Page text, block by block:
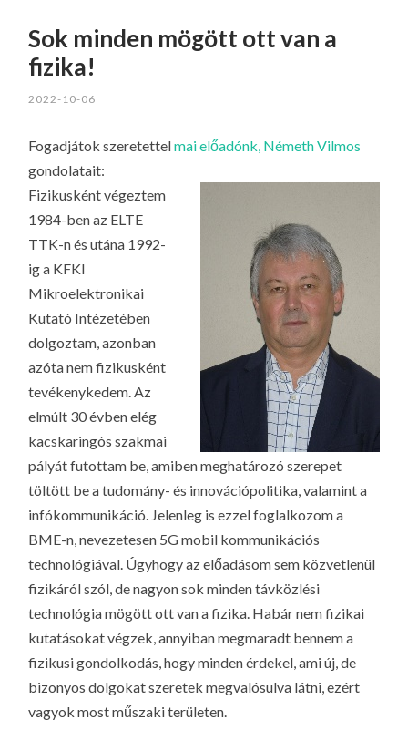
Sok minden mögött ott van a
fizika!
2022-10-06
Fogadjátok szeretettelmai előadónk, Németh Vilmos
gondolatait:
Fizikusként végeztem
1984-ben az ELTE
TTK-n és utána 1992-
ig a KFKI
Mikroelektronikai
Kutató Intézetében
dolgoztam, azonban
azóta nem fizikusként
tevékenykedem. Az
elmúlt 30 évben elég
kacskaringós szakmai
pályát futottam be, amiben meghatározó szerepet
töltött be a tudomány- és innovációpolitika, valamint a
infókommunikáció. Jelenleg is ezzel foglalkozom a
BME-n, nevezetesen 5G mobil kommunikációs
technológiával. Úgyhogy az előadásom sem közvetlenül
fizikáról szól, de nagyon sok minden távközlési
technológia mögött ott van a fizika. Habár nem fizikai
kutatásokat végzek, annyiban megmaradt bennem a
fizikusi gondolkodás, hogy minden érdekel, ami új, de
bizonyos dolgokat szeretek megvalósulva látni, ezért
vagyok most műszaki területen.